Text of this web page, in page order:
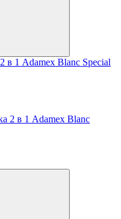
в 1 Adamex Blanc Special